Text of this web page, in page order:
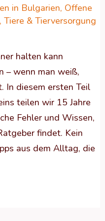
in Bulgarien, Offene
, Tiere & Tierversorgung
halten kann
– wenn man weiß,
In diesem ersten Teil
teilen wir 15 Jahre
Fehler und Wissen,
findet. Kein
aus dem Alltag, die